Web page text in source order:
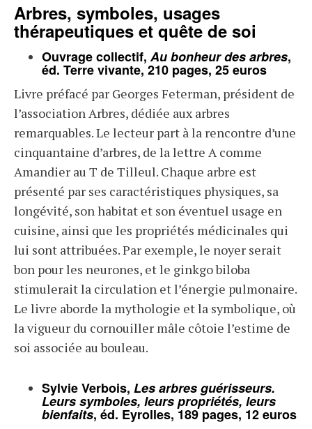
Arbres, symboles, usages
thérapeutiques et quête de soi
Ouvrage collectif, Au bonheur des arbres,
éd. Terre vivante, 210 pages, 25 euros
Livre préfacé par Georges Feterman, président de
l’association Arbres, dédiée aux arbres
remarquables. Le lecteur part à la rencontre d’une
cinquantaine d’arbres, de la lettre A comme
Amandier au T de Tilleul. Chaque arbre est
présenté par ses caractéristiques physiques, sa
longévité, son habitat et son éventuel usage en
cuisine, ainsi que les propriétés médicinales qui
lui sont attribuées. Par exemple, le noyer serait
bon pour les neurones, et le ginkgo biloba
stimulerait la circulation et l’énergie pulmonaire.
Le livre aborde la mythologie et la symbolique, où
la vigueur du cornouiller mâle côtoie l’estime de
soi associée au bouleau.
Sylvie Verbois, Les arbres guérisseurs.
Leurs symboles, leurs propriétés, leurs
bienfaits, éd. Eyrolles, 189 pages, 12 euros